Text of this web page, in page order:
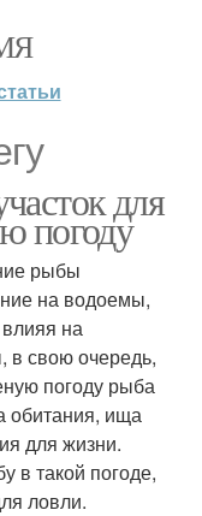
для
погоду
рыбы
на водоемы,
на
в свою очередь,
погоду рыба
обитания, ища
для жизни.
в такой погоде,
ловли.